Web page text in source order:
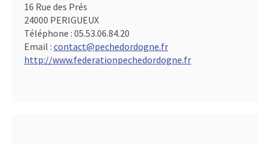
16 Rue des Prés
24000 PERIGUEUX
Téléphone : 05.53.06.84.20
Email : contact@pechedordogne.fr
http://www.federationpechedordogne.fr